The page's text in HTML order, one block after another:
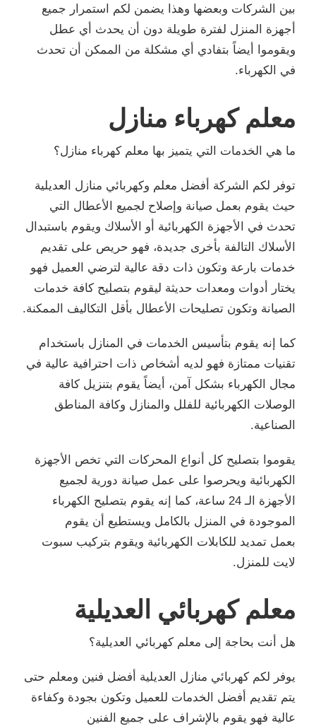
بين الشركات وبعضها وهذا يضمن لكم استمرار جميع
أجهزة المنزل لفترة طويلة دون أن يحدث أي عطل
ويقوموا أيضاً بتفادي أي مشكلة من الممكن أن تحدث
في الكهرباء.
معلم كهرباء منازل
ما هي الخدمات التي يتميز بها معلم كهرباء منازل؟
توفر لكم الشركة أفضل معلم وكهربائي منازل العديلية
حيث يقوم بعمل صيانة وإصلاح لجميع الأعطال التي
تحدث في الأجهزة الكهربائية أو الأسلاك ويقوم باستبدال
الأسلاك التالفة بأخرى جديدة، فهو حريص على تقديم
خدمات بارعة وتكون ذات دقة عالية لترضي العميل فهو
يختار أدوات ومعدات حديثة ليقوم بتصليح كافة خدمات
الصيانة وتكون تصليحات الأعطال بأقل التكاليف الممكنة.
كما إنه يقوم بتأسيس الخدمات في المنازل باستخدام
تقنيات ممتازة فهو لديه أشخاص ذات احترافية عالية في
مجال الكهرباء بشكل آمن، أيضاً يقوم بتنزيل كافة
الوصلات الكهربائية للفلل والمنازل وكافة المناطق
الصناعية.
يقوموا بتصليح كل أنواع المحركات التي تخص الأجهزة
الكهربائية ويحرصوا على عمل صيانة دورية لجميع
الأجهزة الـ 24 ساعة، كما إنه يقوم بتصليح الكهرباء
الموجودة في المنزل بالكامل ويستطيع أن يقوم
بعمل تمديد للكابلات الكهربائية ويقوم بتركيب سبوت
لايت للمنزل.
معلم كهربائي العديلية
هل أنت بحاجة إلى معلم كهربائي العديلية؟
يوفر لكم كهربائي منازل العديلية أفضل فنين ومعلم حتى
يتم تقديم أفضل الخدمات للعميل وتكون بجودة وكفاءة
عالية فهو يقوم بالإشراف على جميع الفنين